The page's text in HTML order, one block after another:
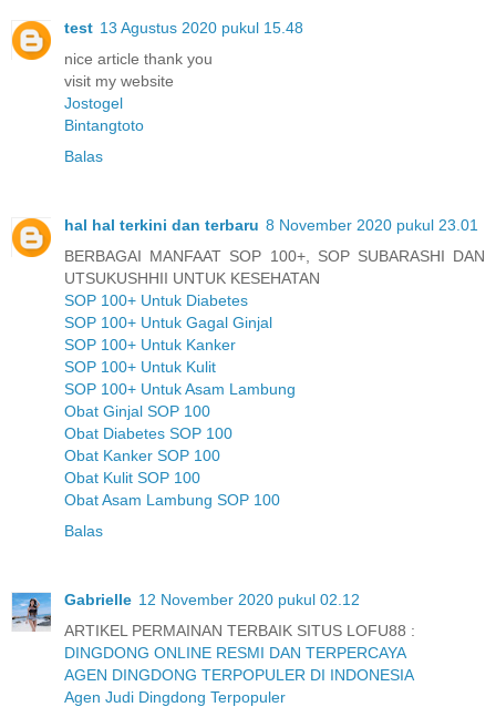
test 13 Agustus 2020 pukul 15.48
nice article thank you
visit my website
Jostogel
Bintangtoto
Balas
hal hal terkini dan terbaru 8 November 2020 pukul 23.01
BERBAGAI MANFAAT SOP 100+, SOP SUBARASHI DAN
UTSUKUSHHII UNTUK KESEHATAN
SOP 100+ Untuk Diabetes
SOP 100+ Untuk Gagal Ginjal
SOP 100+ Untuk Kanker
SOP 100+ Untuk Kulit
SOP 100+ Untuk Asam Lambung
Obat Ginjal SOP 100
Obat Diabetes SOP 100
Obat Kanker SOP 100
Obat Kulit SOP 100
Obat Asam Lambung SOP 100
Balas
Gabrielle 12 November 2020 pukul 02.12
ARTIKEL PERMAINAN TERBAIK SITUS LOFU88 :
DINGDONG ONLINE RESMI DAN TERPERCAYA
AGEN DINGDONG TERPOPULER DI INDONESIA
Agen Judi Dingdong Terpopuler